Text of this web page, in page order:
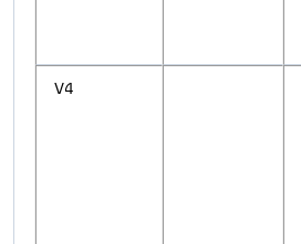
V4